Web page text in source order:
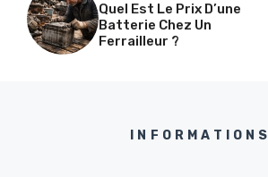
Quel Est Le Prix D’une
Batterie Chez Un
Ferrailleur ?
INFORMATIONS